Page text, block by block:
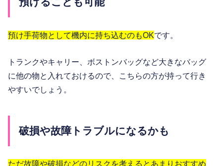
預け手荷物として機内に持ち込むのもOKです。
トランクやキャリー、ボストンバッグなど大きなバッグ
に他の物と入れておけるので、こちらの方が持って行き
やすいでしょう。
破損や故障トラブルになるかも
ただ故障や破損などのリスクを考えるとあまりおすすめ